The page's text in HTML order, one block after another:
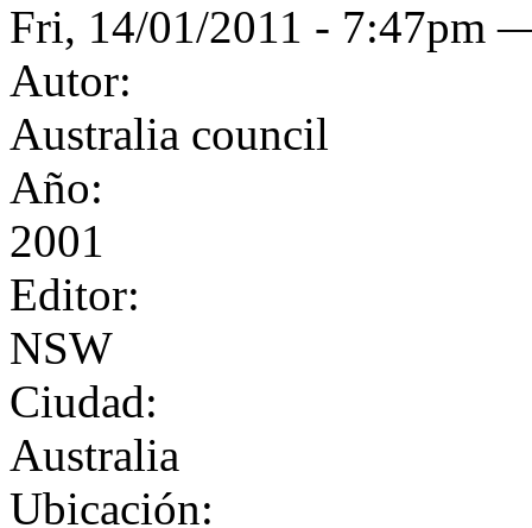
Fri, 14/01/2011 - 7:47pm
Autor:
Australia council
Año:
2001
Editor:
NSW
Ciudad:
Australia
Ubicación: